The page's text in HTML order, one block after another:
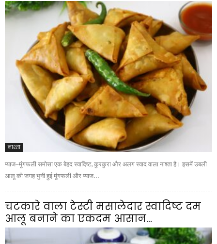
नाश्ता
प्याज–मूंगफली समोसा एक बेहद स्वादिष्ट, कुरकुरा और अलग स्वाद वाला नाश्ता है। इसमें उबली
आलू की जगह भुनी हुई मूंगफली और प्याज...
चटकारे वाला टेस्टी मसालेदार स्वादिष्ट दम
आलू बनाने का एकदम आसान...